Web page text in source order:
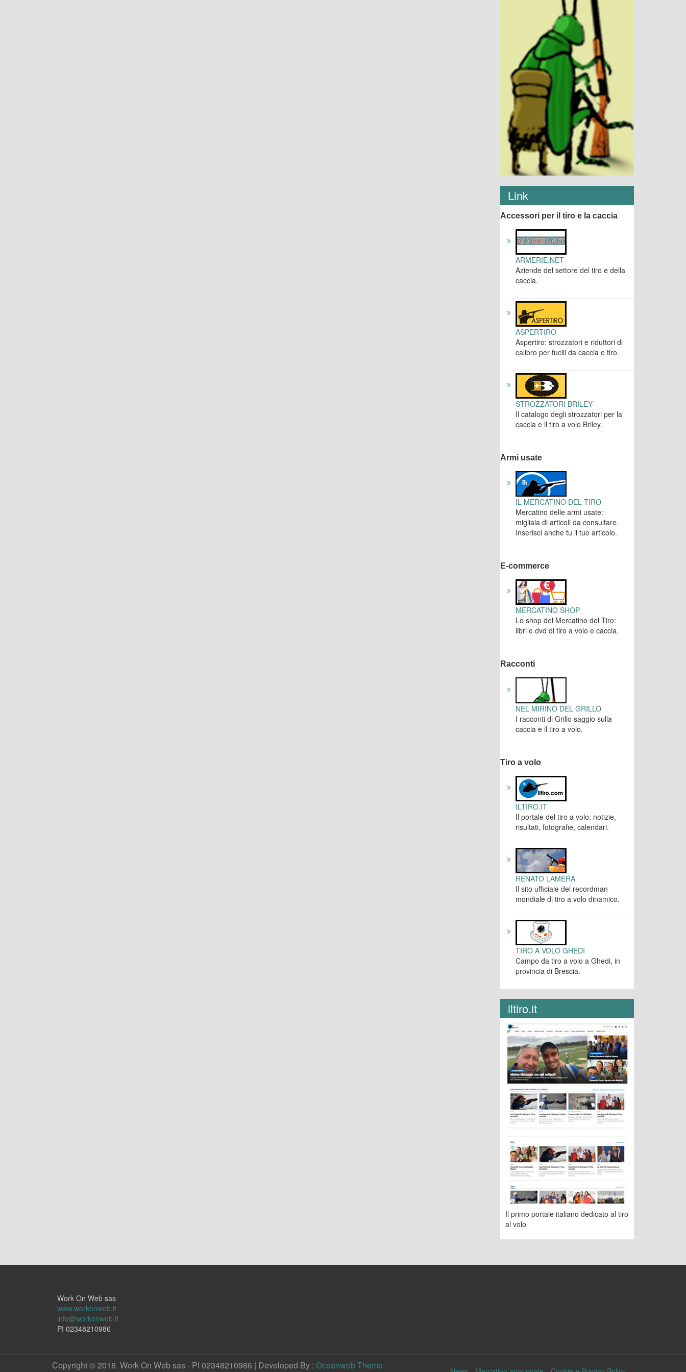
Link
Accessori per il tiro e la caccia
ARMERIE.NET
Aziende del settore del tiro e della
caccia.
ASPERTIRO
Aspertiro: strozzatori e riduttori di
calibro per fucili da caccia e tiro.
STROZZATORI BRILEY
Il catalogo degli strozzatori per la
caccia e il tiro a volo Briley.
Armi usate
IL MERCATINO DEL TIRO
Mercatino delle armi usate:
migliaia di articoli da consultare.
Inserisci anche tu il tuo articolo.
E-commerce
MERCATINO SHOP
Lo shop del Mercatino del Tiro:
libri e dvd di tiro a volo e caccia.
Racconti
NEL MIRINO DEL GRILLO
I racconti di Grillo saggio sulla
caccia e il tiro a volo.
Tiro a volo
ILTIRO.IT
Il portale del tiro a volo: notizie,
risultati, fotografie, calendari.
RENATO LAMERA
Il sito ufficiale del recordman
mondiale di tiro a volo dinamico.
TIRO A VOLO GHEDI
Campo da tiro a volo a Ghedi, in
provincia di Brescia.
iltiro.it
Il primo portale italiano dedicato al tiro
al volo
Work On Web sas
www.workonweb.it
info@workonweb.it
PI 02348210986
Copyright © 2018. Work On Web sas - PI 02348210986 | Developed By : Oceanweb Theme